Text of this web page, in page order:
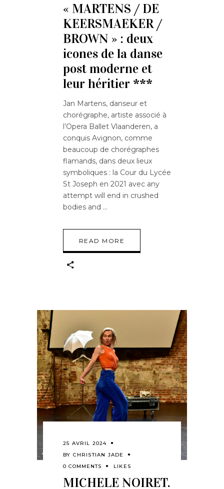
« MARTENS / DE
KEERSMAEKER /
BROWN » : deux
icones de la danse
post moderne et
leur héritier ***
Jan Martens, danseur et
chorégraphe, artiste associé à
l’Opera Ballet Vlaanderen, a
conquis Avignon, comme
beaucoup de chorégraphes
flamands, dans deux lieux
symboliques : la Cour du Lycée
St Joseph en 2021 avec any
attempt will end in crushed
bodies and
READ MORE
25 AVRIL 2024
BY CHRISTIAN JADE
0 COMMENTS
LIKES
MICHELE NOIRET.